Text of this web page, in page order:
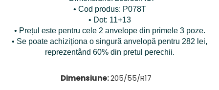
• Cod produs: P078T
• Dot: 11+13
• Prețul este pentru cele 2 anvelope din primele 3 poze.
• Se poate achiziționa o singură anvelopă pentru 282 lei,
reprezentând 60% din pretul perechii.
Dimensiune:205/55/R17